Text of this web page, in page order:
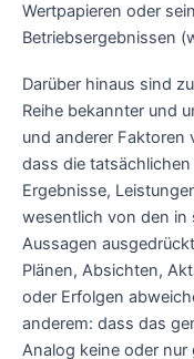
Wertpapieren oder
Betriebsergebnissen
Darüber hinaus sind
Reihe bekannter und
und anderer Faktoren
dass die
Ergebnisse,
wesentlich von den
Aussagen
Plänen, Absichten,
oder Erfolgen
anderem: dass das
Analog keine oder